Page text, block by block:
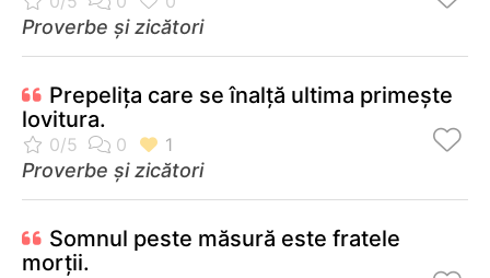
Proverbe și zicători
Prepeliţa care se înalţă ultima primeşte
lovitura.
Proverbe și zicători
Somnul peste măsură este fratele
morţii.